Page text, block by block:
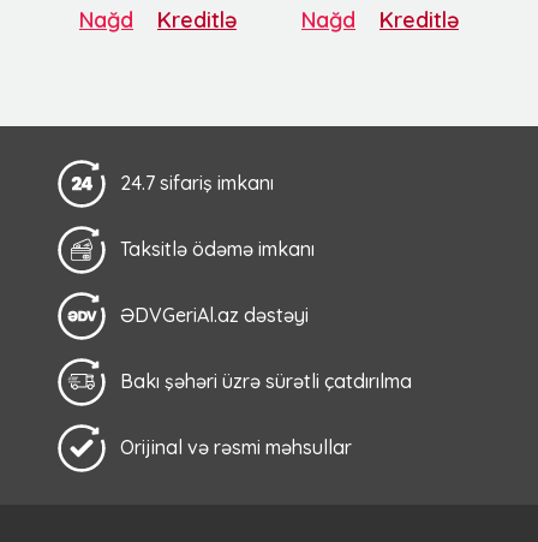
Nağd Kreditlə Nağd Kreditlə
24.7 sifariş imkanı
Taksitlə ödəmə imkanı
ƏDVGeriAl.az dəstəyi
Bakı şəhəri üzrə sürətli çatdırılma
Orijinal və rəsmi məhsullar